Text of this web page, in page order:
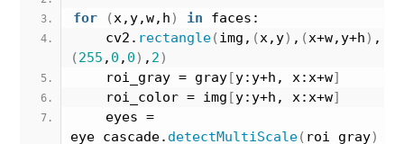
for (x,y,w,h) in faces:
    cv2.
rectangle(img, (x,y) , (x+w,y+h) ,
(255 , 0 , 0) , 2)
    roi_gray = gray
[y:y+h, x:x+w]
    roi_color = img
[y:y+h, x:x+w]
    eyes =
eye_cascade. detectMultiScale( roi_gray)